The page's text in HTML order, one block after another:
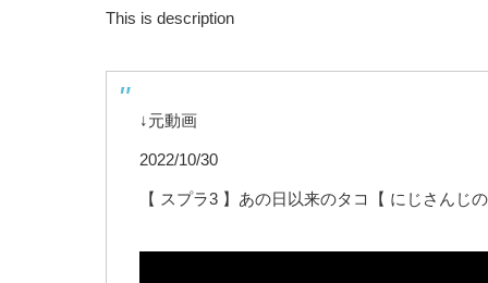
This is description
↓元動画
2022/10/30
【 スプラ3 】あの日以来のタコ【 にじさんじの